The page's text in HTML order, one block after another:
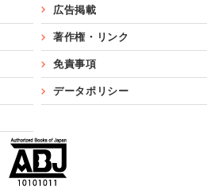
広告掲載
著作権・リンク
免責事項
データポリシー